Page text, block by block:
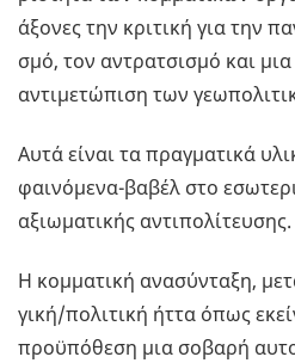
άξο­νες την κρι­τι­κή για την
σμό, τον αντρα­τσι­σμό και
αντι­με­τώ­πι­ση των
Αυτά είναι τα πραγ­μα­τι­κά
φαι­νό­με­να-βα­βέλ στο
αξιω­μα­τι­κής αντι­πο­λί­τευ­σης.
Η κομ­μα­τι­κή ανα­σύ­ντα­ξη,
γι­κή/πο­λι­τι­κή ήττα όπως
προ­ϋ­πό­θε­ση μια σο­βα­ρή